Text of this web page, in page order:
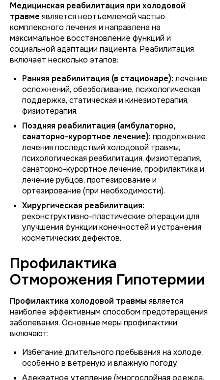
Медицинская реабилитация при холодовой
травме является неотъемлемой частью
комплексного лечения и направлена на
максимальное восстановление функций и
социальной адаптации пациента. Реабилитация
включает несколько этапов:
Ранняя реабилитация (в стационаре): лечение
осложнений, обезболивание, психологическая
поддержка, статическая и кинезиотерапия,
физиотерапия.
Поздняя реабилитация (амбулаторно,
санаторно-курортное лечение): продолжение
лечения последствий холодовой травмы,
психологическая реабилитация, физиотерапия,
санаторно-курортное лечение, профилактика и
лечение рубцов, протезирование и
ортезирование (при необходимости).
Хирургическая реабилитация:
реконструктивно-пластические операции для
улучшения функции конечностей и устранения
косметических дефектов.
Профилактика
Отморожения Гипотермии
Профилактика холодовой травмы является
наиболее эффективным способом предотвращения
заболевания. Основные меры профилактики
включают:
Избегание длительного пребывания на холоде,
особенно в ветреную и влажную погоду.
Адекватное утепление (многослойная одежда,